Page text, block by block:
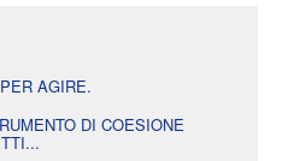
AGIRE.
DI COESIONE